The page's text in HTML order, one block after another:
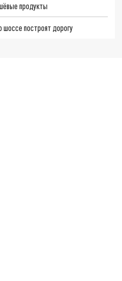
продукты
шоссе построят дорогу